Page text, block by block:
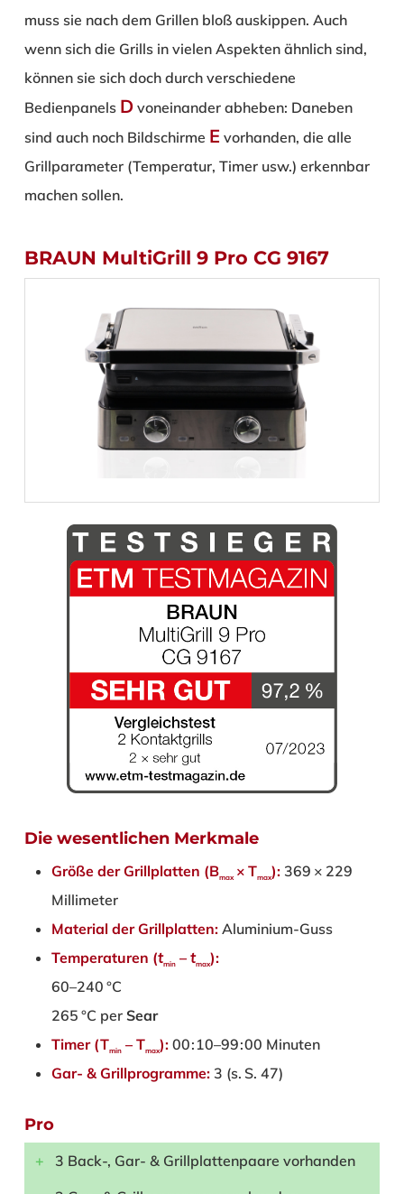
muss sie nach dem Grillen bloß auskippen. Auch
wenn sich die Grills in vielen Aspekten ähnlich sind,
können sie sich doch durch verschiedene
Bedienpanels Dvoneinander abheben: Daneben
sind auch noch Bildschirme E vorhanden, die alle
Grillparameter (Temperatur, Timer usw.) erkennbar
machen sollen.
BRAUN MultiGrill 9 Pro CG 9167
Die wesentlichen Merkmale
Größe der Grillplatten (Bmax × Tmax):369 × 229
Millimeter
Material der Grillplatten:Aluminium-Guss
Temperaturen (tmin – tmax):
60–240 °C
265 °C per Sear
Timer (Tmin – Tmax):00 : 10–99 : 00 Minuten
Gar- & Grillprogramme:3 (s. S. 47)
Pro
3 Back-, Gar- & Grillplattenpaare vorhanden